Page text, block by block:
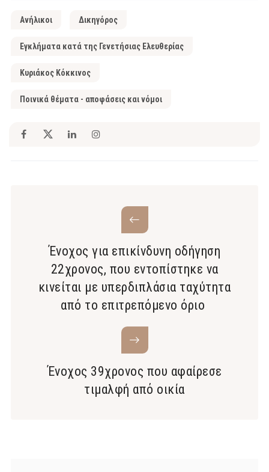
Ανήλικοι Δικηγόρος
Εγκλήματα κατά της Γενετήσιας Ελευθερίας
Κυριάκος Κόκκινος
Ποινικά θέματα - αποφάσεις και νόμοι
Ένοχος για επικίνδυνη οδήγηση
22χρονος, που εντοπίστηκε να
κινείται με υπερδιπλάσια ταχύτητα
από το επιτρεπόμενο όριο
Ένοχος 39χρονος που αφαίρεσε
τιμαλφή από οικία